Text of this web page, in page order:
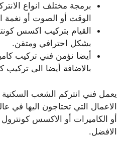
برمجة مختلف انواع
الوقت أو الصوت أو نغمة
بشكل احترافي ومتقن.
أيضا نؤمن فني تركيب
بالاضافة أيضا الى تركيب
يعمل فني انتركم الشعب
الاعمال التي تحتاجون اليها في
أو الكاميرات أو الاكسس
الافضل.